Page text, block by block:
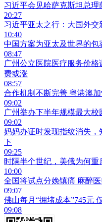
习近平会见哈萨克斯坦总理
20:27
习近平亚太之行：大国外交
10:40
中国方案为亚太及世界的包
08:47
广州公立医院医疗服务价
费或涨
08:57
合作机制不断完善 粤港澳
09:02
广州举办下半年规模最大
09:02
妈妈办证时发现指纹消失
下
09:25
时隔半个世纪，美俄为何重
10:00
全国将试点分娩镇痛 麻醉
09:07
佛山每月“拥堵成本”745元
09:08